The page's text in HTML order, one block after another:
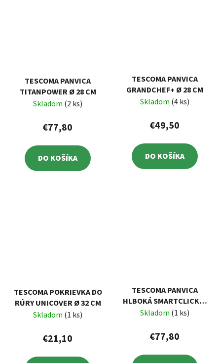
TESCOMA PANVICA
TITANPOWER Ø 28 CM
Skladom (2 ks)
€77,80
DO KOŠÍKA
TESCOMA PANVICA
GRANDCHEF+ Ø 28 CM
Skladom (4 ks)
€49,50
DO KOŠÍKA
TESCOMA POKRIEVKA DO
RÚRY UNICOVER Ø 32 CM
Skladom (1 ks)
€21,10
TESCOMA PANVICA
HLBOKÁ SMARTCLICK Ø
28 CM, 2 ÚCHYTY
Skladom (1 ks)
€77,80